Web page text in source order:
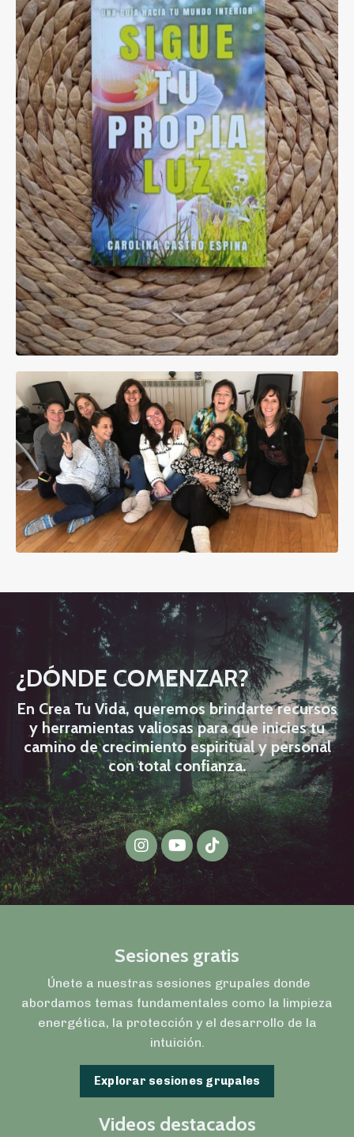
¿DÓNDE COMENZAR?
En Crea Tu Vida, queremos brindarte recursos
y herramientas valiosas para que inicies tu
camino de crecimiento espiritual y personal
con total confianza.
Sesiones gratis
Únete a nuestras sesiones grupales donde
abordamos temas fundamentales como la limpieza
energética, la protección y el desarrollo de la
intuición.
Explorar sesiones grupales
Videos destacados